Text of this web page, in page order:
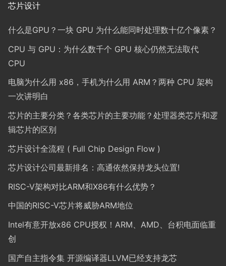
芯片设计
什么是GPU？一块 GPU 为什么能同时处理数十亿个像素？
CPU 与 GPU：为什么数千个 GPU 核心仍然无法取代
CPU
电脑为什么用 x86，手机为什么用 ARM？两种 CPU 架构
一次讲明白
芯片的主要分类？各类芯片的主要功能？处理器类芯片和逻
辑芯片的区别
芯片设计全流程 ( Full Chip Design Flow )
芯片设计公司最新排名：高通依然保持龙头位置!
RISC-V架构对比ARM和X86有什么优势？
中国的RISC-V芯片将威胁ARM地位
Intel有意开放x86 CPU授权！ARM、AMD、台积电面临重
创
国产自主指令集 开源编译器LLVM已经支持龙芯